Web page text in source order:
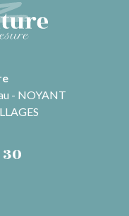
- NOYANT